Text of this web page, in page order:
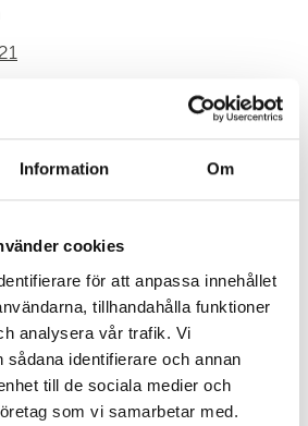
Information Om
cookies
för att anpassa innehållet
tillhandahålla funktioner
analysera vår trafik. Vi
sådana identifierare och annan
till de sociala medier och
som vi samarbetar med.